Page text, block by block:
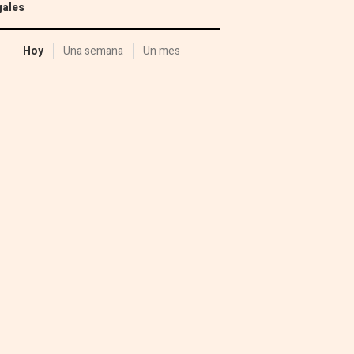
Hoy Una semana Un mes